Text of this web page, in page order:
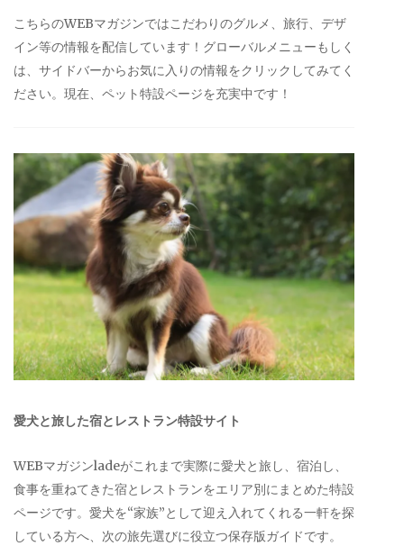
ン
こちらのWEBマガジンではこだわりのグルメ、旅行、デザ
イン等の情報を配信しています！グローバルメニューもしく
は、サイドバーからお気に入りの情報をクリックしてみてく
ださい。現在、ペット特設ページを充実中です！
愛犬と旅した宿とレストラン特設サイト
WEBマガジンladeがこれまで実際に愛犬と旅し、宿泊し、
食事を重ねてきた宿とレストランをエリア別にまとめた特設
ページです。愛犬を“家族”として迎え入れてくれる一軒を探
している方へ、次の旅先選びに役立つ保存版ガイドです。